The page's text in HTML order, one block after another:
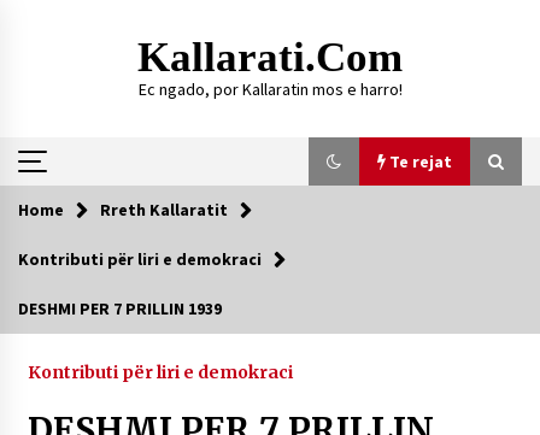
Kallarati.com
Ec ngado, por Kallaratin mos e harro!
Te rejat
Te rejat
DY MJEKË TË SUKSESSHËM TË FAMILJES
09/08/2026
Home Rreth Kallaratit
Kontributi për liri e demokraci
DESHMI PER 7 PRILLIN 1939
Kontributi për liri e demokraci